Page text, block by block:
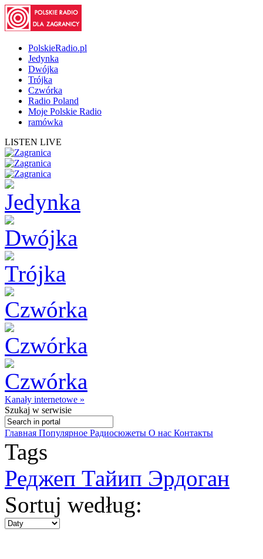
PolskieRadio.pl
Jedynka
Dwójka
Trójka
Czwórka
Radio Poland
Moje Polskie Radio
ramówka
LISTEN LIVE
Kanały internetowe »
Szukaj w serwisie
Главная Популярное Радиосюжеты О нас Контакты
Tags
Реджеп Тайип Эрдоган
Sortuj według: